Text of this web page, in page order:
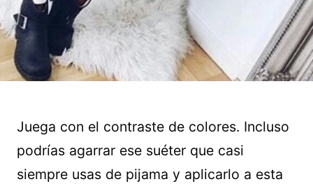
Juega con el contraste de colores. Incluso
podrías agarrar ese suéter que casi
siempre usas de pijama y aplicarlo a esta